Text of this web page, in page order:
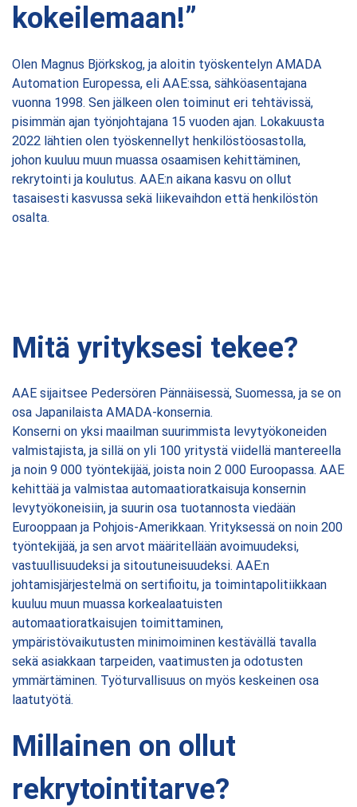
kokeilemaan!”
Olen Magnus Björkskog, ja aloitin työskentelyn AMADA
Automation Europessa, eli AAE:ssa, sähköasentajana
vuonna 1998. Sen jälkeen olen toiminut eri tehtävissä,
pisimmän ajan työnjohtajana 15 vuoden ajan. Lokakuusta
2022 lähtien olen työskennellyt henkilöstöosastolla,
johon kuuluu muun muassa osaamisen kehittäminen,
rekrytointi ja koulutus. AAE:n aikana kasvu on ollut
tasaisesti kasvussa sekä liikevaihdon että henkilöstön
osalta.
Mitä yrityksesi tekee?
AAE sijaitsee Pedersören Pännäisessä, Suomessa, ja se on
osa Japanilaista AMADA-konsernia.
Konserni on yksi maailman suurimmista levytyökoneiden
valmistajista, ja sillä on yli 100 yritystä viidellä mantereella
ja noin 9 000 työntekijää, joista noin 2 000 Euroopassa. AAE
kehittää ja valmistaa automaatioratkaisuja konsernin
levytyökoneisiin, ja suurin osa tuotannosta viedään
Eurooppaan ja Pohjois-Amerikkaan. Yrityksessä on noin 200
työntekijää, ja sen arvot määritellään avoimuudeksi,
vastuullisuudeksi ja sitoutuneisuudeksi. AAE:n
johtamisjärjestelmä on sertifioitu, ja toimintapolitiikkaan
kuuluu muun muassa korkealaatuisten
automaatioratkaisujen toimittaminen,
ympäristövaikutusten minimoiminen kestävällä tavalla
sekä asiakkaan tarpeiden, vaatimusten ja odotusten
ymmärtäminen. Työturvallisuus on myös keskeinen osa
laatutyötä.
Millainen on ollut
rekrytointitarve?